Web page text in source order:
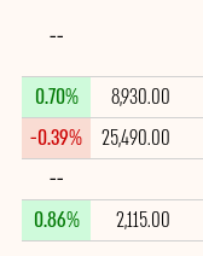
--
8,930.00
0.70%
25,490.00
-0.39%
--
2,115.00
0.86%